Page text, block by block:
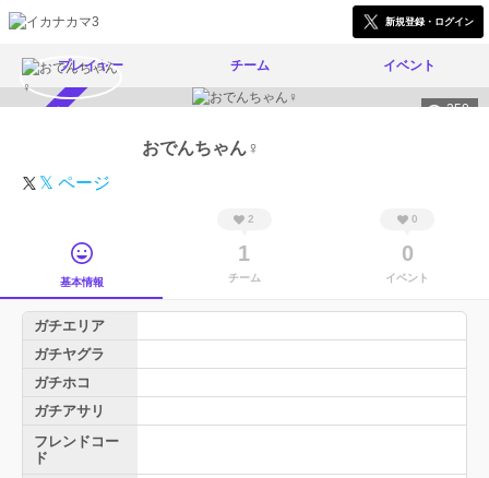
新規登録・ログイン
プレイヤー チーム イベント
250
おでんちゃん♀
𝕏 ページ
基本情報
2
1
チーム
0
0
イベント
ガチエリア
ガチヤグラ
ガチホコ
ガチアサリ
フレンドコー
ド